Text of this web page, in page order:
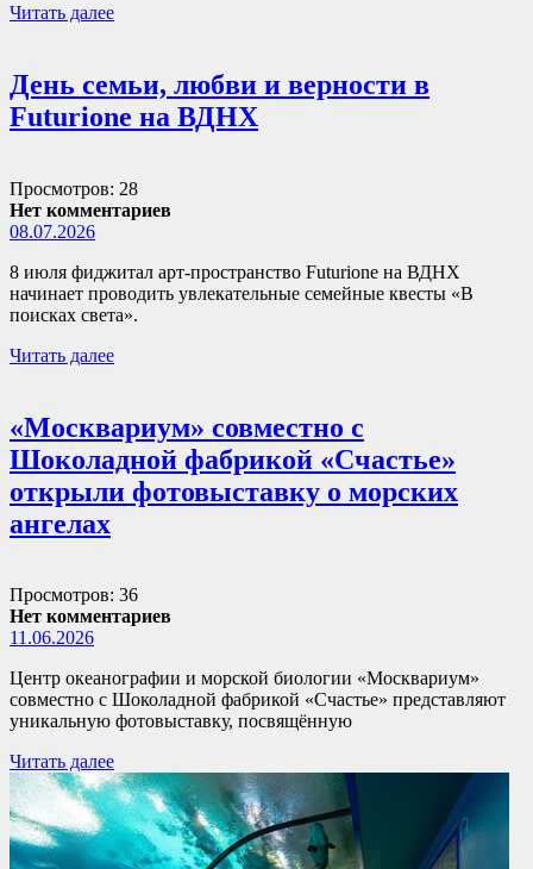
Читать далее
День семьи, любви и верности в
Futurione на ВДНХ
Просмотров: 28
Нет комментариев
08.07.2026
8 июля фиджитал арт-пространство Futurione на ВДНХ
начинает проводить увлекательные семейные квесты «В
поисках света».
Читать далее
«Москвариум» совместно с
Шоколадной фабрикой «Счастье»
открыли фотовыставку о морских
ангелах
Просмотров: 36
Нет комментариев
11.06.2026
Центр океанографии и морской биологии «Москвариум»
совместно с Шоколадной фабрикой «Счастье» представляют
уникальную фотовыставку, посвящённую
Читать далее